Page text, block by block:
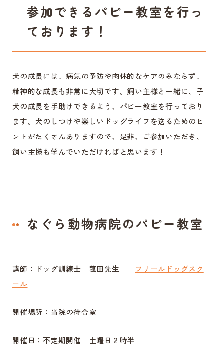
参加できるパピー教室を行っ
ております！
犬の成長には、病気の予防や肉体的なケアのみならず、
精神的な成長も非常に大切です。飼い主様と一緒に、子
犬の成長を手助けできるよう、パピー教室を行っており
ます。犬のしつけや楽しいドッグライフを送るためのヒ
ントがたくさんありますので、是非、ご参加いただき、
飼い主様も学んでいただければと思います！
なぐら動物病院のパピー教室
講師：ドッグ訓練士 菰田先生 フリールドッグスク
ール
開催場所：当院の待合室
開催日：不定期開催 土曜日２時半